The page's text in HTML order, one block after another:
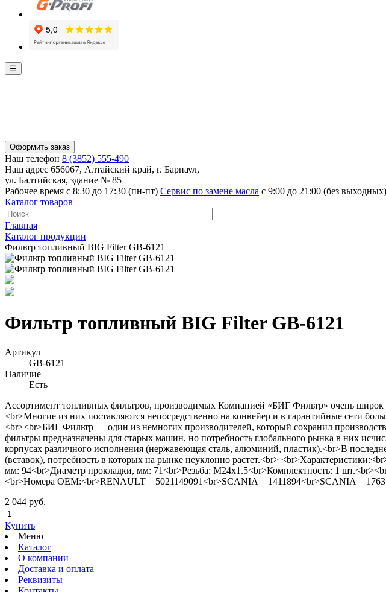
☰
Оформить заказ
Наш телефон 8 (3852) 555-490
Наш адрес 656067, Алтайский край, г. Барнаул,
ул. Балтийская, здание № 85
Рабочее время с 8:30 до 17:30 (пн-пт) Сервис по замене масла с 9:00 до 21:00 (без выходных)
Каталог товаров
Главная
Каталог продукции
Фильтр топливный BIG Filter GB-6121
Фильтр топливный BIG Filter GB-6121
Артикул
GB-6121
Наличие
Есть
Ассортимент топливных фильтров, производимых Компанией «БИГ Фильтр» очень
<br>Многие из них поставляются непосредственно на конвейер и в гарантийные сети
<br><br>БИГ Фильтр — один из немногих производителей, который сохранил
фильтры предназначены для старых машин, но потребность глобального рынка в них
корпусах различного исполнения (нержавеющая сталь, алюминий, пластик).<br>В
(вставок), потребность в которых на рынке неуклонно растет.<br>
мм: 94<br>Диаметр прокладки, мм: 71<br>Резьба: M24x1.5<br>Комплектность: 1
<br>Номера ОЕМ:<br>RENAULT 5021149091<br>SCANIA 1411894<br>SCANIA
2 044 руб.
Купить
Меню
Каталог
О компании
Доставка и оплата
Реквизиты